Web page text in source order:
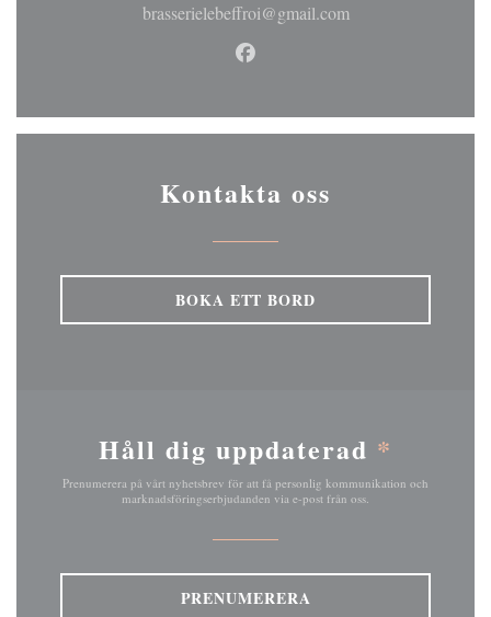
brasserielebeffroi@gmail.com
Facebook ((öppnas i ett nytt
Kontakta oss
BOKA ETT BORD
Håll dig uppdaterad *
Prenumerera på vårt nyhetsbrev för att få personlig kommunikation och
marknadsföringserbjudanden via e-post från oss.
PRENUMERERA